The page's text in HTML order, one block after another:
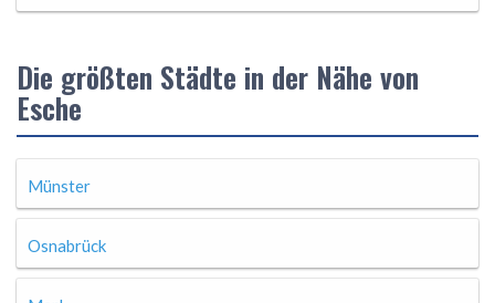
Die größten Städte in der Nähe von
Esche
Münster
Osnabrück